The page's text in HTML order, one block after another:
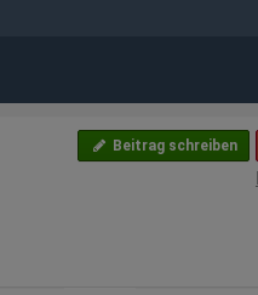
Beitrag schreiben